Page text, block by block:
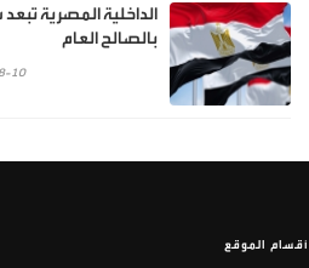
الداخلية المصرية
بالصالح العام
10
أقسام الموقع